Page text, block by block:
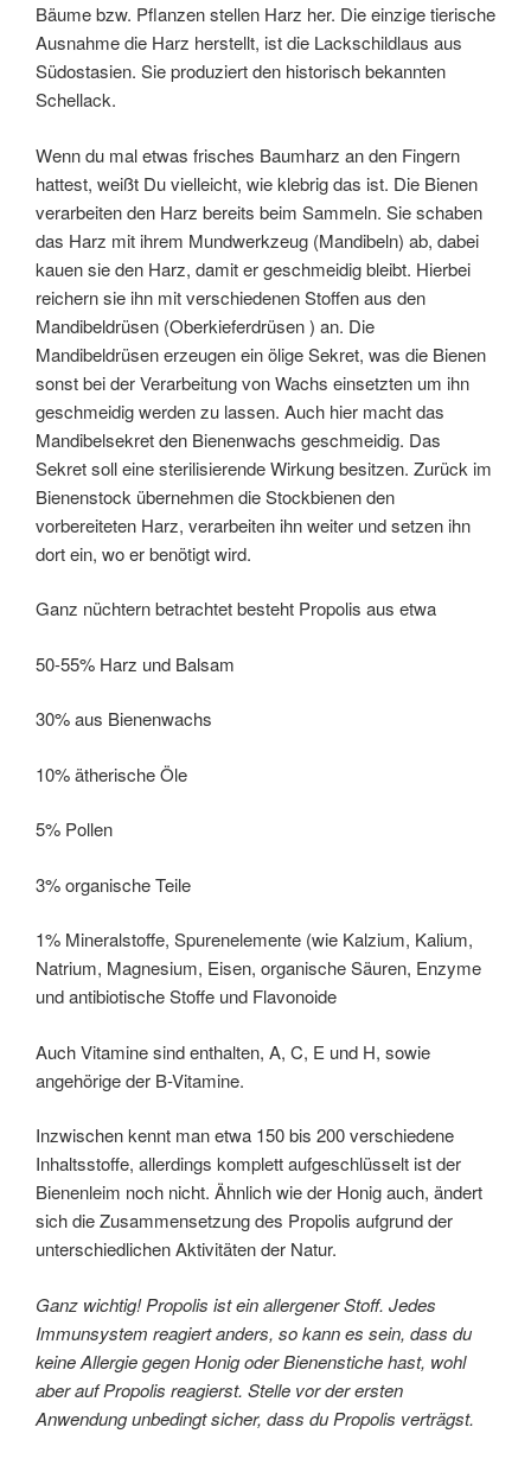
Bäume bzw. Pflanzen stellen Harz her. Die einzige tierische
Ausnahme die Harz herstellt, ist die Lackschildlaus aus
Südostasien. Sie produziert den historisch bekannten
Schellack.
Wenn du mal etwas frisches Baumharz an den Fingern
hattest, weißt Du vielleicht, wie klebrig das ist. Die Bienen
verarbeiten den Harz bereits beim Sammeln. Sie schaben
das Harz mit ihrem Mundwerkzeug (Mandibeln) ab, dabei
kauen sie den Harz, damit er geschmeidig bleibt. Hierbei
reichern sie ihn mit verschiedenen Stoffen aus den
Mandibeldrüsen (Oberkieferdrüsen ) an. Die
Mandibeldrüsen erzeugen ein ölige Sekret, was die Bienen
sonst bei der Verarbeitung von Wachs einsetzten um ihn
geschmeidig werden zu lassen. Auch hier macht das
Mandibelsekret den Bienenwachs geschmeidig. Das
Sekret soll eine sterilisierende Wirkung besitzen. Zurück im
Bienenstock übernehmen die Stockbienen den
vorbereiteten Harz, verarbeiten ihn weiter und setzen ihn
dort ein, wo er benötigt wird.
Ganz nüchtern betrachtet besteht Propolis aus etwa
50-55% Harz und Balsam
30% aus Bienenwachs
10% ätherische Öle
5% Pollen
3% organische Teile
1% Mineralstoffe, Spurenelemente (wie Kalzium, Kalium,
Natrium, Magnesium, Eisen, organische Säuren, Enzyme
und antibiotische Stoffe und Flavonoide
Auch Vitamine sind enthalten, A, C, E und H, sowie
angehörige der B-Vitamine.
Inzwischen kennt man etwa 150 bis 200 verschiedene
Inhaltsstoffe, allerdings komplett aufgeschlüsselt ist der
Bienenleim noch nicht. Ähnlich wie der Honig auch, ändert
sich die Zusammensetzung des Propolis aufgrund der
unterschiedlichen Aktivitäten der Natur.
Ganz wichtig! Propolis ist ein allergener Stoff. Jedes
Immunsystem reagiert anders, so kann es sein, dass du
keine Allergie gegen Honig oder Bienenstiche hast, wohl
aber auf Propolis reagierst. Stelle vor der ersten
Anwendung unbedingt sicher, dass du Propolis verträgst.